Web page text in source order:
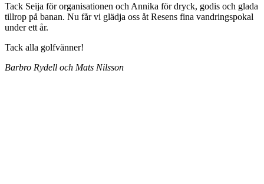
Tack Seija för organisationen och Annika för dryck, godis och glada
tillrop på banan. Nu får vi glädja oss åt Resens fina vandringspokal
under ett år.
Tack alla golfvänner!
Barbro Rydell och Mats Nilsson